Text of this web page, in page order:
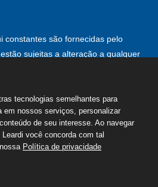
constantes são fornecidas pelo
sujeitas a alteração a qualquer
Roberto Leardi | Todos os direitos
reservados
tecnologias semelhantes para
em nossos serviços, personalizar
de seu interesse. Ao navegar
você concorda com tal
Política de privacidade